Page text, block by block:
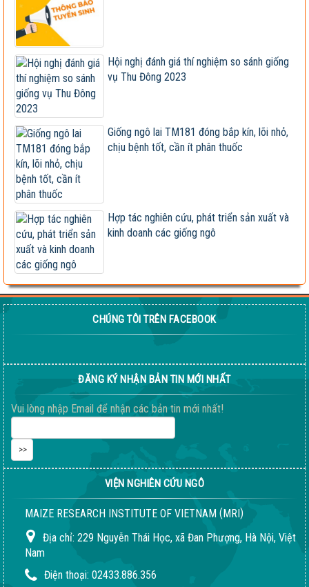
Giống đã được công nhận lưu hành bị sản xuất, kinh
Xây dựng và hoàn thiện quy trình canh tác ngô sinh
khối tuần...
Hội nghị cán bộ, viên chức và người lao động 2023
Vietseed độc quyền hợp tác phát triển giống ngô lai
VS201
Giống ngô TM181: Lấy hạt rất tốt, lấy sinh khối
cũng hay!
HỘI THẢO KHOA HỌC “TỔNG KẾT CÔNG TÁC
NGHIÊN CỨU KHOA HỌC VÀ...
Giúp nông dân sản xuất ngô sinh khối theo tư duy
thị trường
Thông báo tuyển dụng 2022
Hội nghị đánh giá thí nghiệm so sánh giống
vụ Thu Đông 2023
Giống ngô lai TM181 đóng bắp kín, lõi nhỏ,
chịu bệnh tốt, cần ít phân thuốc
Hợp tác nghiên cứu, phát triển sản xuất và
kinh doanh các giống ngô
CHÚNG TÔI TRÊN FACEBOOK
ĐĂNG KÝ NHẬN BẢN TIN MỚI NHẤT
Vui lòng nhập Email để nhận các bản tin mới nhất!
VIỆN NGHIÊN CỨU NGÔ
MAIZE RESEARCH INSTITUTE OF VIETNAM (MRI)
Địa chỉ: 229 Nguyễn Thái Học, xã Đan Phượng, Hà Nội, Việt
Nam
Điện thoại: 02433.886.356